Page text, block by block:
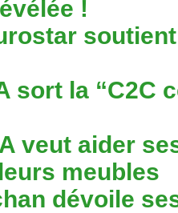
!
sort la “C2C
veut aider
meubles
dévoile